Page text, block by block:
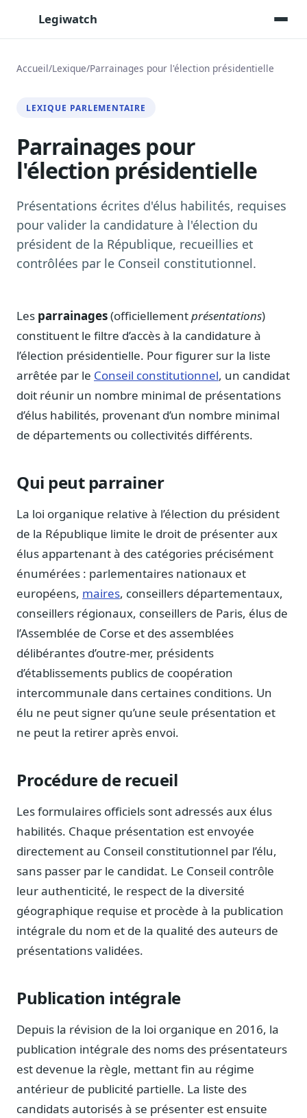
Legiwatch
Posez vos questions, réponses sourcées
Transcriptions IA
Toutes les séances AN/Sénat transcrites
Synthèses IA
Veille des matinales radio
9 interviews politiques, analysées avant 10 h
Alertes personnalisées
Par dossier, personne, mot-clé
Notes, briefings, tableaux de bord
Fiches parlementaires
Parcours, mandats, prises de position
Registre HATVP
Cartographier l'influence sur un dossier
Cabinets, DRI, consultants en lobbying
Affaires réglementaires
JO, décrets, conseil des ministres, AAI
Fédérations & plaidoyer
ONG, syndicats, ordres, associations
Parlementaires
Préparez vos interventions et amendements
Journalistes
Veille en temps réel, embeds pour vos contenus
Données exhaustives pour vos travaux académiques
Suivi par secteur
11 secteurs : énergie, santé, finance, numérique…
Consultants seniors, plateforme Legiwatch incluse
Guides pratiques
17 guides sur le Parlement, la procédure, le plaidoyer
Blog & Podcast Hémicycle
Analyses, méthodes, coulisses
Glossaire affaires publiques
Sources couvertes
Nouveautés produit
Le changelog mensuel
Accueil/Lexique/Parrainages pour l'élection présidentielle
LEXIQUE PARLEMENTAIRE
Parrainages pour
l'élection présidentielle
Présentations écrites d'élus habilités, requises
pour valider la candidature à l'élection du
président de la République, recueillies et
contrôlées par le Conseil constitutionnel.
Les parrainages(officiellementprésentations)
constituent le filtre d’accès à la candidature à
l’élection présidentielle. Pour figurer sur la liste
arrêtée par le Conseil constitutionnel, un candidat
doit réunir un nombre minimal de présentations
d’élus habilités, provenant d’un nombre minimal
de départements ou collectivités différents.
Qui peut parrainer
La loi organique relative à l’élection du président
de la République limite le droit de présenter aux
élus appartenant à des catégories précisément
énumérées : parlementaires nationaux et
européens, maires, conseillers départementaux,
conseillers régionaux, conseillers de Paris, élus de
l’Assemblée de Corse et des assemblées
délibérantes d’outre-mer, présidents
d’établissements publics de coopération
intercommunale dans certaines conditions. Un
élu ne peut signer qu’une seule présentation et
ne peut la retirer après envoi.
Procédure de recueil
Les formulaires officiels sont adressés aux élus
habilités. Chaque présentation est envoyée
directement au Conseil constitutionnel par l’élu,
sans passer par le candidat. Le Conseil contrôle
leur authenticité, le respect de la diversité
géographique requise et procède à la publication
intégrale du nom et de la qualité des auteurs de
présentations validées.
Publication intégrale
Depuis la révision de la loi organique en 2016, la
publication intégrale des noms des présentateurs
est devenue la règle, mettant fin au régime
antérieur de publicité partielle. La liste des
candidats autorisés à se présenter est ensuite